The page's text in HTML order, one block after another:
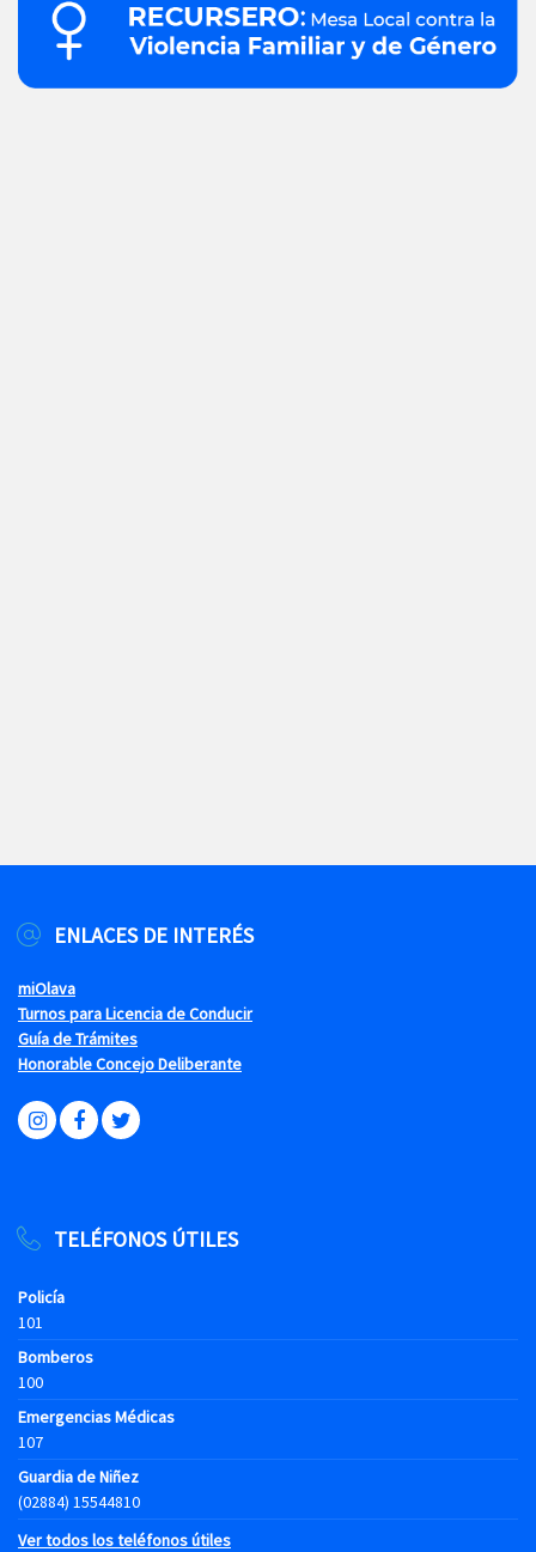
ENLACES DE INTERÉS
miOlava
Turnos para Licencia de Conducir
Guía de Trámites
Honorable Concejo Deliberante
TELÉFONOS ÚTILES
Policía
101
Bomberos
100
Emergencias Médicas
107
Guardia de Niñez
(02884) 15544810
Ver todos los teléfonos útiles